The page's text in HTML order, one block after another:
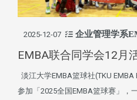
2025-12-07 企业管理学系
EMBA联合同学会12月
淡江大学EMBA篮球社(TKU
参加「2025全国EMBA篮球赛」，